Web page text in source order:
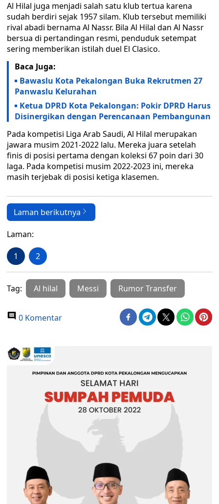
Al Hilal juga menjadi salah satu klub tertua karena
sudah berdiri sejak 1957 silam. Klub tersebut memiliki
rival abadi bernama Al Nassr. Bila Al Hilal dan Al Nassr
bersua di pertandingan resmi, penduduk setempat
sering memberikan istilah duel El Clasico.
Baca Juga:
Bawaslu Kota Pekalongan Buka Rekrutmen 27
Panwaslu Kelurahan
Ketua DPRD Kota Pekalongan: Pokir DPRD Harus
Disinergikan dengan Perencanaan Pembangunan
Pada kompetisi Liga Arab Saudi, Al Hilal merupakan
jawara musim 2021-2022 lalu. Mereka juara setelah
finis di posisi pertama dengan koleksi 67 poin dari 30
laga. Pada kompetisi musim 2022-2023 ini, mereka
masih terjebak di posisi ketiga klasemen.
Laman berikutnya
Laman:
1 2
Tag: Al hilal Messi Rumor Transfer
0 Komentar